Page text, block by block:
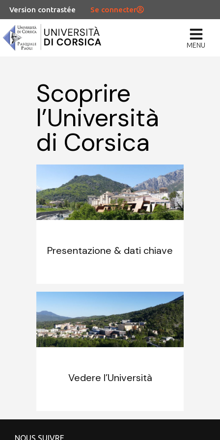
Version contrastée Se connecter
MENU
Scoprire
l’Università
di Corsica
Presentazione & dati chiave
Vedere l’Università
NOUS SUIVRE